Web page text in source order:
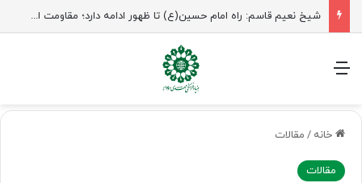
منو
خانه / مقالات
مقالات